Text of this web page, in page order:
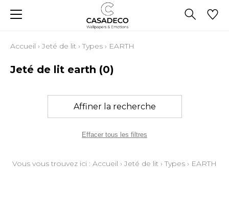
Accueil › Jeté de lit ›Types › EARTH
Jeté de lit earth (0)
Affiner la recherche
Effacer tous les filtres
Vous vous trouvez ici : Accueil › Jeté de lit ›Types › EARTH